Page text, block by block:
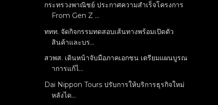
กระทรวงพาณิชย์ ประกาศความสำเร็จโครงการ
From Gen Z ...
ททท. จัดกิจกรรมทดสอบเส้นทางพร้อมเปิดตัว
สินค้าและบร...
สวพส. เดินหน้าจับมือภาคเอกชน เตรียมแผนบูรณ
าการแก้ไ...
Dai Nippon Tours ปรับการให้บริการธุรกิจใหม่
หลังได...